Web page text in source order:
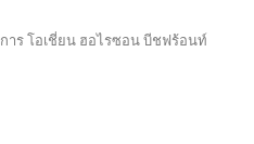
าร โอเชี่ยน ฮอไรซอน บีชฟร้อนท์